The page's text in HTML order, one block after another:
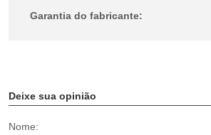
Garantia do fabricante:
Deixe sua opinião
Nome: